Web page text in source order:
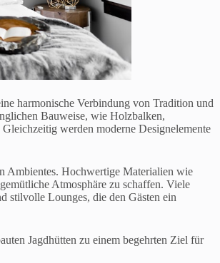
harmonische Verbindung von Tradition und
Bauweise, wie Holzbalken,
werden moderne Designelemente
Ambientes. Hochwertige Materialien wie
Atmosphäre zu schaffen. Viele
stilvolle Lounges, die den Gästen ein
Jagdhütten zu einem begehrten Ziel für